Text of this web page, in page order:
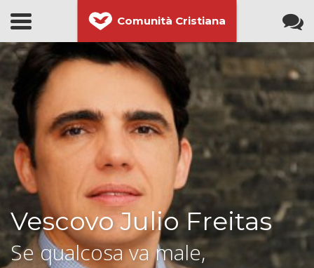
Comunità Cristiana
Vescovo Julio Freitas
Se qualcosa va male,